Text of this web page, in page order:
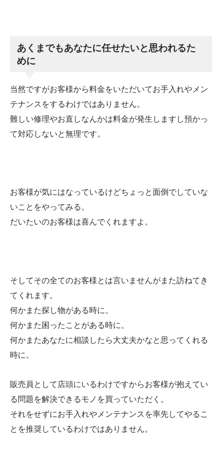
あくまでもあなたに任せたいと思われるた
めに
当然ですがお客様から料金をいただいてお手入れやメン
テナンスをするわけではありません。
難しい修理やお直しなんかは料金が発生しますし預かっ
て対応しないと無理です。
お客様が気にはなっているけどちょっと面倒でしていな
いことをやってみる。
だいたいのお客様は喜んでくれますよ。
そしてその全てのお客様とは言いませんがまた訪ねてき
てくれます。
何かまた探し物がある時に。
何かまた困ったことがある時に。
何かまたあなたに相談したら大丈夫かなと思ってくれる
時に。
販売員として店頭にいるわけですからお客様が抱えてい
る問題を解決できるモノを買っていただく。
それをせずにお手入れやメンテナンスを率先してやるこ
とを推奨しているわけではありません。